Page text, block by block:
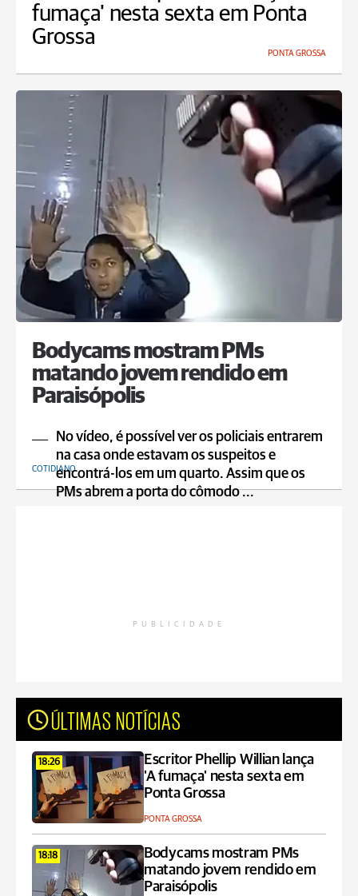
fumaça' nesta sexta em Ponta
Grossa
PONTA GROSSA
Bodycams mostram PMs
matando jovem rendido em
Paraisópolis
No vídeo, é possível ver os policiais entrarem
na casa onde estavam os suspeitos e
encontrá-los em um quarto. Assim que os
PMs abrem a porta do cômodo ...
COTIDIANO
PUBLICIDADE
ÚLTIMAS NOTÍCIAS
18:26
Escritor Phellip Willian lança
'A fumaça' nesta sexta em
Ponta Grossa
PONTA GROSSA
18:18
Bodycams mostram PMs
matando jovem rendido em
Paraisópolis